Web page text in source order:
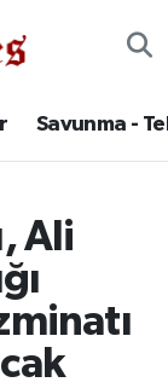
Savunma -
Ali